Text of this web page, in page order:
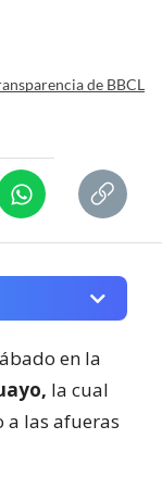
de BBCL
en la
la cual
a las afueras